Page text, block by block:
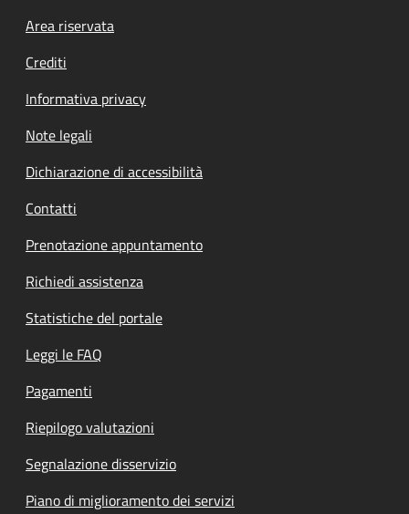
Footer menu
Area riservata
Crediti
Informativa privacy
Note legali
Dichiarazione di accessibilità
Contatti
Prenotazione appuntamento
Richiedi assistenza
Statistiche del portale
Leggi le FAQ
Pagamenti
Riepilogo valutazioni
Segnalazione disservizio
Piano di miglioramento dei servizi